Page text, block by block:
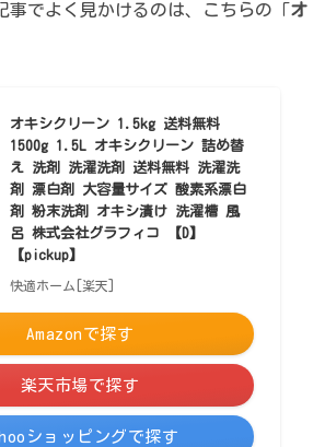
事でよく見かけるのは、こちらの「 オ
オキシクリーン 1.5kg 送料無料
1500g 1.5L オキシクリーン 詰め替
え 洗剤 洗濯洗剤 送料無料 洗濯洗
剤 漂白剤 大容量サイズ 酸素系漂白
剤 粉末洗剤 オキシ漬け 洗濯槽 風
呂 株式会社グラフィコ 【D】
【pickup】
快適ホーム[楽天]
Amazonで探す
楽天市場で探す
ショッピングで探す